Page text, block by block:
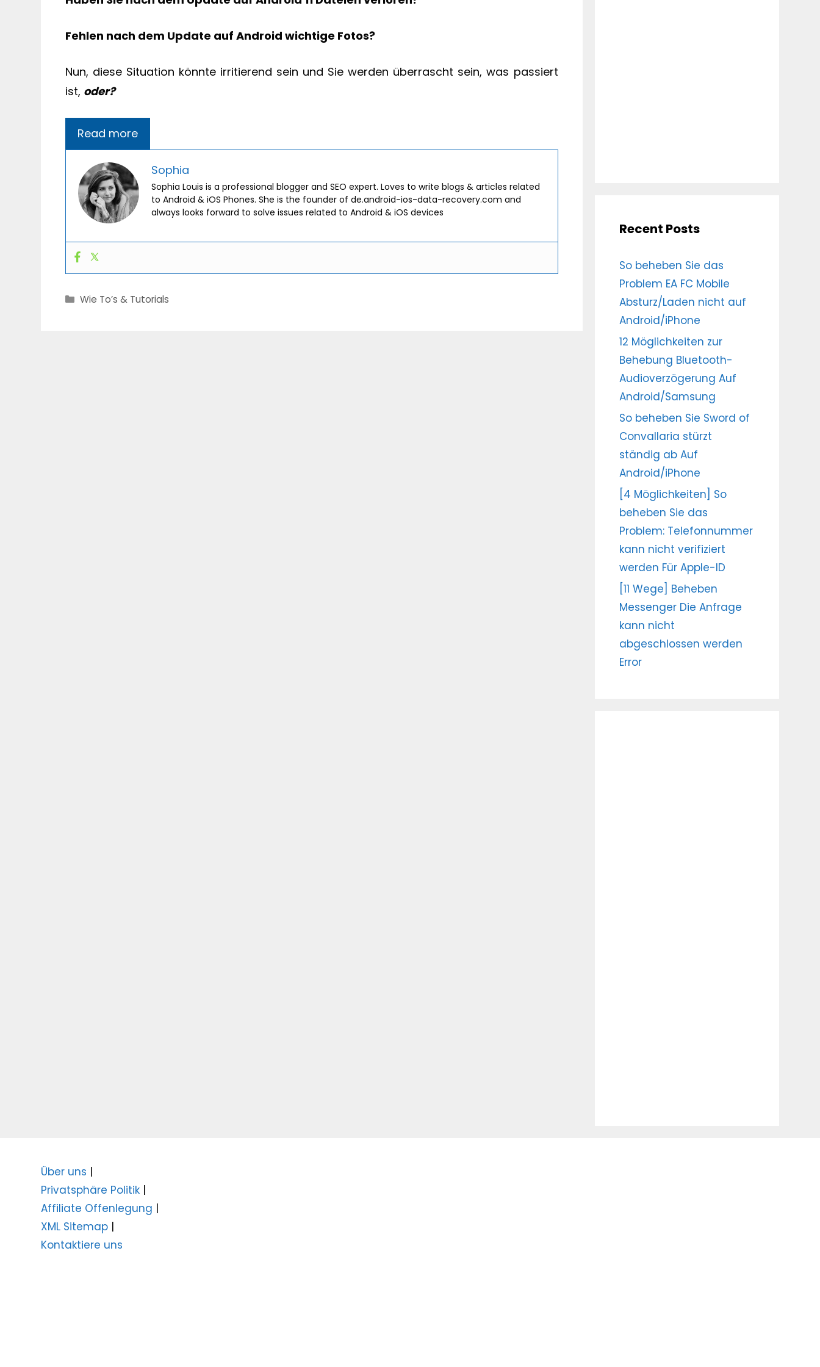
Fehlen nach dem Update auf Android wichtige Fotos?
Nun, diese Situation könnte irritierend sein und Sie werden überrascht sein, was passiert
ist, oder?
Read more
Sophia
Sophia Louis is a professional blogger and SEO expert. Loves to write blogs & articles related
to Android & iOS Phones. She is the founder of de.android-ios-data-recovery.com and
always looks forward to solve issues related to Android & iOS devices
Categories
Wie To’s & Tutorials
Recent Posts
So beheben Sie das
Problem EA FC Mobile
Absturz/Laden nicht auf
Android/iPhone
12 Möglichkeiten zur
Behebung Bluetooth-
Audioverzögerung Auf
Android/Samsung
So beheben Sie Sword of
Convallaria stürzt
ständig ab Auf
Android/iPhone
[4 Möglichkeiten] So
beheben Sie das
Problem: Telefonnummer
kann nicht verifiziert
werden Für Apple-ID
[11 Wege] Beheben
Messenger Die Anfrage
kann nicht
abgeschlossen werden
Error
Über uns |
Privatsphäre Politik |
Affiliate Offenlegung |
XML Sitemap |
Kontaktiere uns